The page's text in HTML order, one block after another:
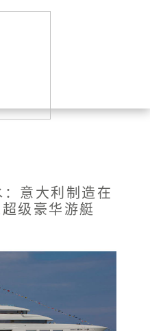
意大利制造在
级豪华游艇